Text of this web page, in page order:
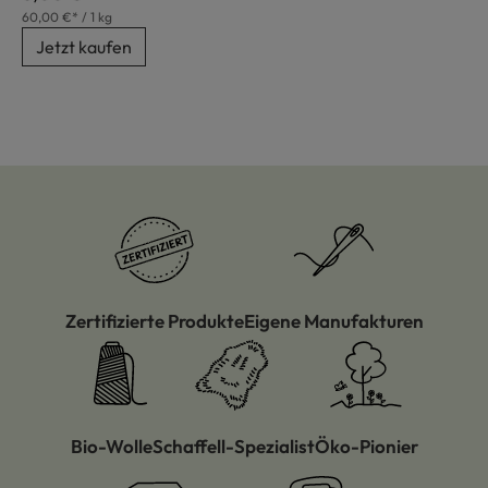
60,00 €* / 1 kg
Jetzt kaufen
Zertifizierte ProdukteEigene Manufakturen
Bio-WolleSchaffell-SpezialistÖko-Pionier